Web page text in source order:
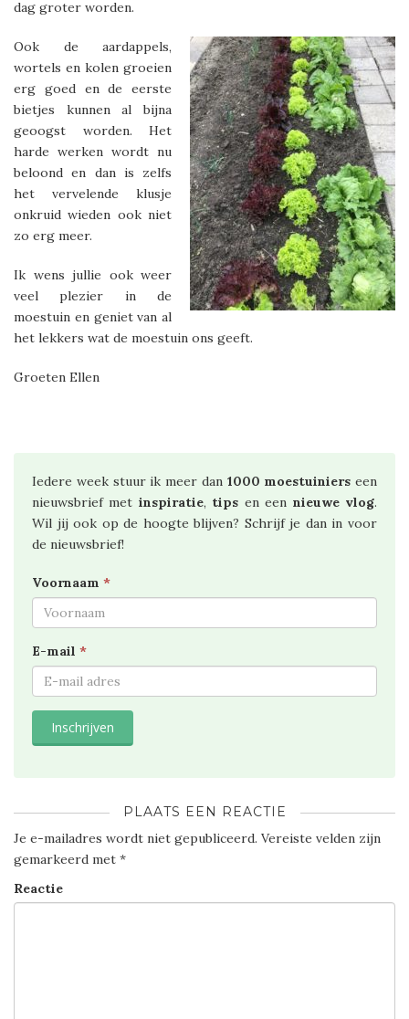
dag groter worden.
Ook de aardappels,
wortels en kolen groeien
erg goed en de eerste
bietjes kunnen al bijna
geoogst worden. Het
harde werken wordt nu
beloond en dan is zelfs
het vervelende klusje
onkruid wieden ook niet
zo erg meer.
Ik wens jullie ook weer
veel plezier in de
moestuin en geniet van al
het lekkers wat de moestuin ons geeft.
Groeten Ellen
Iedere week stuur ik meer dan 1000 moestuiniers een
nieuwsbrief met inspiratie, tips en een nieuwe vlog.
Wil jij ook op de hoogte blijven? Schrijf je dan in voor
de nieuwsbrief!
Voornaam *
E-mail *
PLAATS EEN REACTIE
Je e-mailadres wordt niet gepubliceerd. Vereiste velden zijn
gemarkeerd met *
Reactie